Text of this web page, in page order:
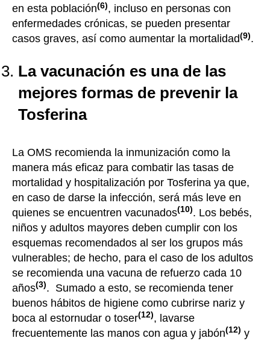
en esta población(6), incluso en personas con
enfermedades crónicas, se pueden presentar
casos graves, así como aumentar la mortalidad(9).
La vacunación es una de las
mejores formas de prevenir la
Tosferina
La OMS recomienda la inmunización como la
manera más eficaz para combatir las tasas de
mortalidad y hospitalización por Tosferina ya que,
en caso de darse la infección, será más leve en
quienes se encuentren vacunados(10). Los bebés,
niños y adultos mayores deben cumplir con los
esquemas recomendados al ser los grupos más
vulnerables; de hecho, para el caso de los adultos
se recomienda una vacuna de refuerzo cada 10
años(3). Sumado a esto, se recomienda tener
buenos hábitos de higiene como cubrirse nariz y
boca al estornudar o toser(12), lavarse
frecuentemente las manos con agua y jabón(12) y